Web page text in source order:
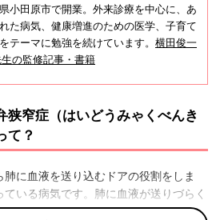
小田原市で開業。外来診療を中心に、あ
た病気、健康増進のための医学、子育て
テーマに勉強を続けています。 横田俊一
の監修記事・書籍
狭窄症（はいどうみゃくべんき
て？
に血液を送り込むドアの役割をしま
いる病気です。肺に血液が送りづらく
かります。